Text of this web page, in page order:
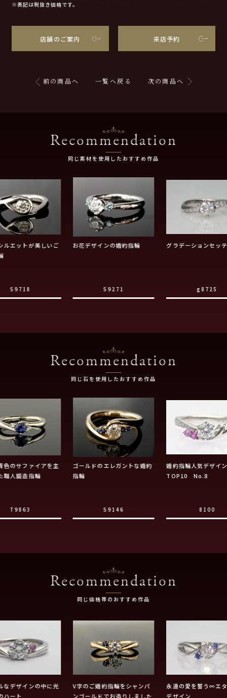
※表記は税抜き価格です。
店舗のご案内 来店予約
前の商品へ 一覧へ戻る 次の商品へ
Recommendation
同じ素材を使用したおすすめ作品
ルエットが美しいご
S9718
お花デザインの婚約指輪
S9271
グラデーションセッ
g8725
Recommendation
同じ石を使用したおすすめ作品
色のサファイアを主
職人鍛造指輪
T9863
ゴールドのエレガントな婚約
指輪
S9146
婚約指輪人気デザイン
TOP10 No.8
8100
Recommendation
同じ価格帯のおすすめ作品
なデザインの中に光
ハート
V字のご婚約指輪をシャンパ
ンゴールドでお造りしました
永遠の愛を誓う∞エ
デザイン